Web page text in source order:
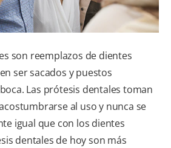
SUSCRÍBETE
son reemplazos de dientes
ser sacados y puestos
Las prótesis dentales toman
al uso y nunca se
igual que con los dientes
dentales de hoy son más